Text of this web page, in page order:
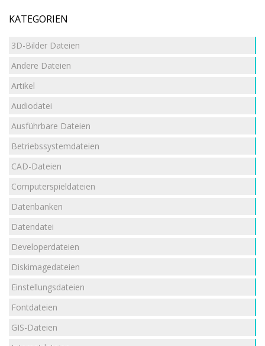
KATEGORIEN
3D-Bilder Dateien
Andere Dateien
Artikel
Audiodatei
Ausführbare Dateien
Betriebssystemdateien
CAD-Dateien
Computerspieldateien
Datenbanken
Datendatei
Developerdateien
Diskimagedateien
Einstellungsdateien
Fontdateien
GIS-Dateien